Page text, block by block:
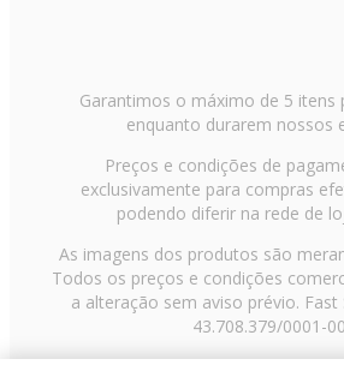
Garantimos o máximo de 5 itens
enquanto durarem nossos
Preços e condições de
exclusivamente para compras
podendo diferir na rede de
As imagens dos produtos são
Todos os preços e condições
a alteração sem aviso prévio. Fast
43.708.379/0001-00